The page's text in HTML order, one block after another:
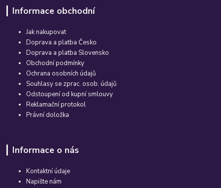
Informace obchodní
Jak nakupovat
Doprava a platba Česko
Doprava a platba Slovensko
Obchodní podmínky
Ochrana osobních údajů
Souhlasy se zprac. osob. údajů
Odstoupení od kupní smlouvy
Reklamační protokol
Právní doložka
Informace o nás
Kontaktní údaje
Napište nám